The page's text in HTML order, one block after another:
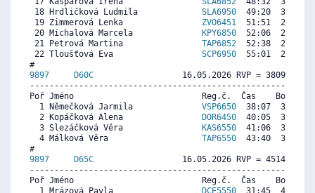
18 Hrdličková Ludmila SLA6950
49:20  3207
19 Zimmerová Lenka ZVO6451
51:51  2833
20 Míchalová Marcela
KPY6850
52:06  2795
21 Petrová Martina TAP6852
52:38  2716
22 Tloušťová Eva SCP6950
55:01  2361
9897
D60C
16.05.2026 RVP = 3809/
Poř Jméno                          Reg.č.  Čas    Body
  1 Němečková Jarmila
VSP6650
38:07  3828
  2 Kopáčková Alena
DOR6450
40:05  3646
  3 Slezáčková Věra
KAS6550
41:06  3552
  4 Málková Věra
TAP6550
43:40  3315
9897
D65C
16.05.2026 RVP = 4514/
Poř Jméno                          Reg.č.  Čas    Body
  1 Mrázová Pavla
DCE5550
31:45  4774